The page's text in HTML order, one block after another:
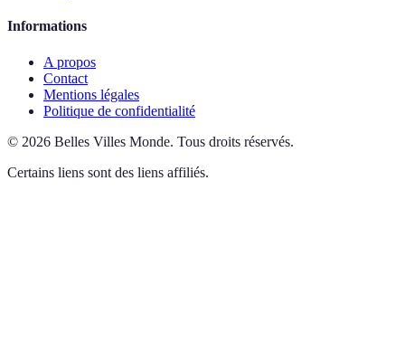
Informations
A propos
Contact
Mentions légales
Politique de confidentialité
© 2026 Belles Villes Monde. Tous droits réservés.
Certains liens sont des liens affiliés.